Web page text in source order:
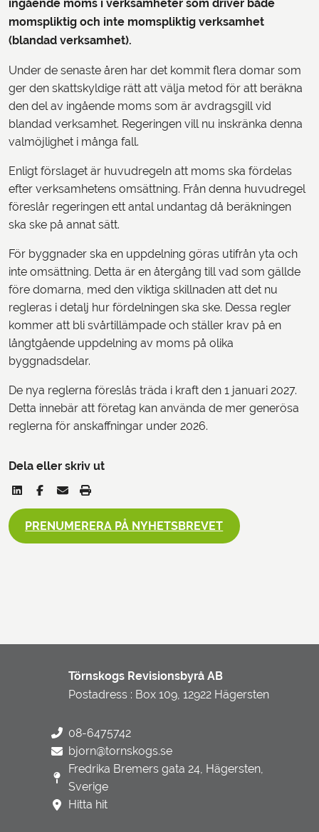
ingående moms i verksamheter som driver både
momspliktig och inte momspliktig verksamhet
(blandad verksamhet).
Under de senaste åren har det kommit flera domar som
ger den skattskyldige rätt att välja metod för att beräkna
den del av ingående moms som är avdragsgill vid
blandad verksamhet. Regeringen vill nu inskränka denna
valmöjlighet i många fall.
Enligt förslaget är huvudregeln att moms ska fördelas
efter verksamhetens omsättning. Från denna huvudregel
föreslår regeringen ett antal undantag då beräkningen
ska ske på annat sätt.
För byggnader ska en uppdelning göras utifrån yta och
inte omsättning. Detta är en återgång till vad som gällde
före domarna, med den viktiga skillnaden att det nu
regleras i detalj hur fördelningen ska ske. Dessa regler
kommer att bli svårtillämpade och ställer krav på en
långtgående uppdelning av moms på olika
byggnadsdelar.
De nya reglerna föreslås träda i kraft den 1 januari 2027.
Detta innebär att företag kan använda de mer generösa
reglerna för anskaffningar under 2026.
Dela eller skriv ut
PRENUMERERA PÅ NYHETSBREVET
Törnskogs Revisionsbyrå AB
Postadress : Box 109, 12922 Hägersten
08-6475742
bjorn@tornskogs.se
Fredrika Bremers gata 24, Hägersten,
Sverige
Hitta hit